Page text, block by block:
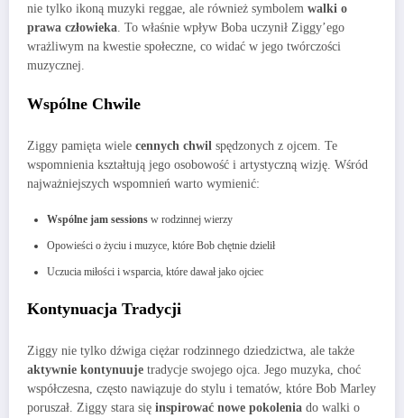
nie tylko ikoną muzyki reggae, ale również symbolem walki o
prawa człowieka . To właśnie wpływ Boba uczynił Ziggy’ego
wrażliwym na kwestie społeczne, co widać w jego twórczości
muzycznej.
Wspólne Chwile
Ziggy pamięta wiele cennych chwil spędzonych z ojcem. Te
wspomnienia kształtują jego osobowość i artystyczną wizję. Wśród
najważniejszych wspomnień warto wymienić:
Wspólne jam sessions w rodzinnej wierzy
Opowieści o życiu i muzyce, które Bob chętnie dzielił
Uczucia miłości i wsparcia, które dawał jako ojciec
Kontynuacja Tradycji
Ziggy nie tylko dźwiga ciężar rodzinnego dziedzictwa, ale także
aktywnie kontynuuje tradycje swojego ojca. Jego muzyka, choć
współczesna, często nawiązuje do stylu i tematów, które Bob Marley
poruszał. Ziggy stara się inspirować nowe pokolenia do walki o